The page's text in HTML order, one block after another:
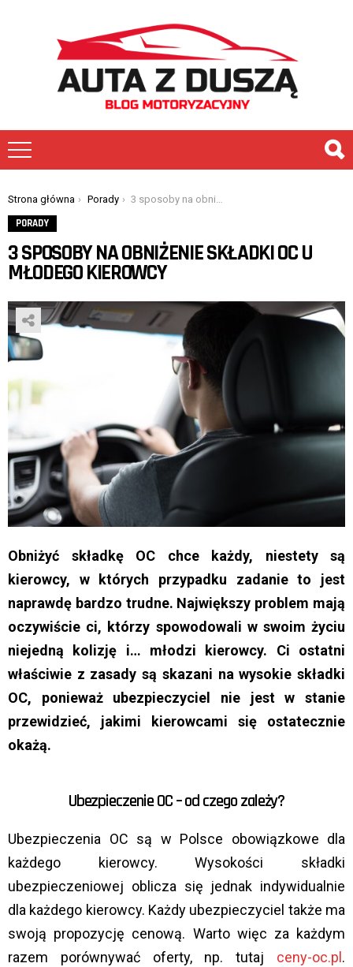
You are here:
Strona główna Porady 3 sposoby na obniżenie składki OC u młodego kierowcy
PORADY
3 SPOSOBY NA OBNIŻENIE SKŁADKI OC U
MŁODEGO KIEROWCY
Obniżyć składkę OC chce każdy, niestety są
kierowcy, w których przypadku zadanie to jest
naprawdę bardzo trudne. Największy problem mają
oczywiście ci, którzy spowodowali w swoim życiu
niejedną kolizję i… młodzi kierowcy. Ci ostatni
właściwie z zasady są skazani na wysokie składki
OC, ponieważ ubezpieczyciel nie jest w stanie
przewidzieć, jakimi kierowcami się ostatecznie
okażą.
Ubezpieczenie OC – od czego zależy?
Ubezpieczenia OC są w Polsce obowiązkowe dla
każdego kierowcy. Wysokości składki
ubezpieczeniowej oblicza się jednak indywidualnie
dla każdego kierowcy. Każdy ubezpieczyciel także ma
swoją propozycję cenową. Warto więc za każdym
razem porównywać oferty, np. tutaj ceny-oc.pl .